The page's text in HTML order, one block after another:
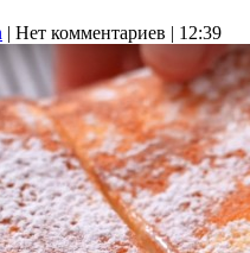
| Нет комментариев | 12:39